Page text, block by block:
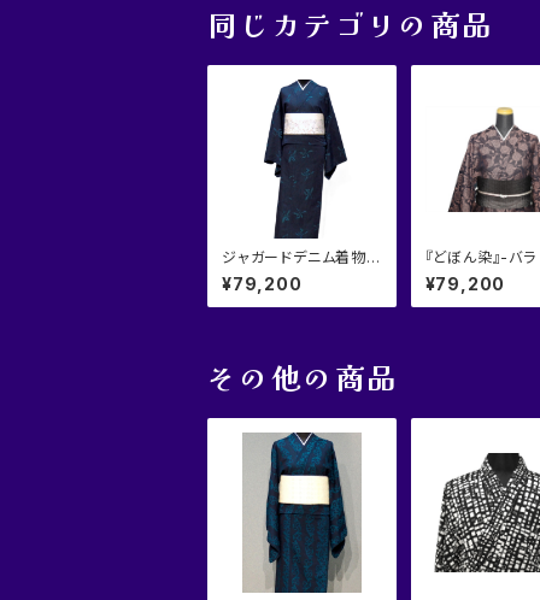
同じカテゴリの商品
ジャガードデニム着物
『蘭』
¥79,200
『どぼん染』-バラ
¥79,200
その他の商品